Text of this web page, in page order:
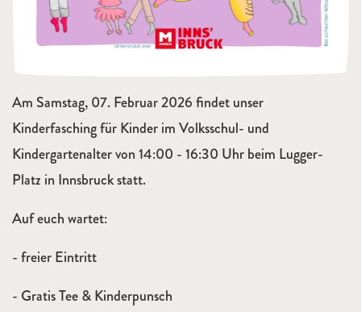
Am Samstag, 07. Februar 2026 findet unser
Kinderfasching für Kinder im Volksschul- und
Kindergartenalter von 14:00 - 16:30 Uhr beim Lugger-
Platz in Innsbruck statt.
Auf euch wartet:
- freier Eintritt
- Gratis Tee & Kinderpunsch